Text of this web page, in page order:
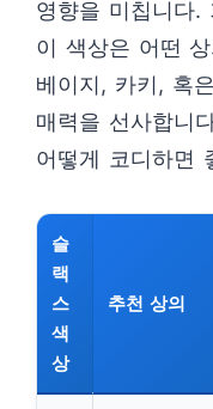
영향을 미칩니다.
이 색상은 어떤
베이지, 카키, 혹
매력을 선사합니
어떻게 코디하면
슬
랙
스
색
상
추천 상의